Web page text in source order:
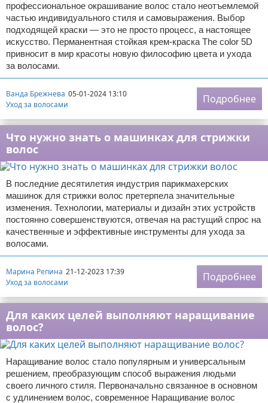
профессиональное окрашивание волос стало неотъемлемой
частью индивидуального стиля и самовыражения. Выбор
подходящей краски — это не просто процесс, а настоящее
искусство. Перманентная стойкая крем-краска The color 5D
привносит в мир красоты новую философию цвета и ухода
за волосами.
Ванда Брежнева 05-01-2024 13:10
Уход за волосами
Подробнее
Что нужно знать о машинках для стрижки
волос
В последние десятилетия индустрия парикмахерских
машинок для стрижки волос претерпела значительные
изменения. Технологии, материалы и дизайн этих устройств
постоянно совершенствуются, отвечая на растущий спрос на
качественные и эффективные инструменты для ухода за
волосами.
Марина Репина 21-12-2023 17:39
Уход за волосами
Подробнее
Для каких целей выполняют наращивание
волос?
Наращивание волос стало популярным и универсальным
решением, преобразующим способ выражения людьми
своего личного стиля. Первоначально связанное в основном
с удлинением волос, современное Наращивание волос